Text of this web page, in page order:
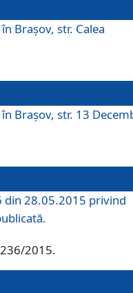
Brașov, str. Calea
Brașov, str. 13
din 28.05.2015 privind
236/2015.